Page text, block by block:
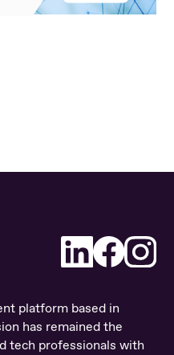
platform based in
has remained the
tech professionals with
Youtube
LinkedIn